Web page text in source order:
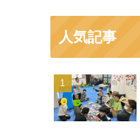
人気記事